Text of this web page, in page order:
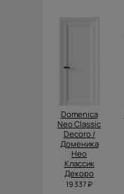
Domenica
Neo Classic
Decoro /
Доменика
Нео
Классик
Декоро
19 337 ₽